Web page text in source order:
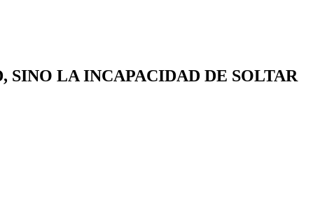
SINO LA INCAPACIDAD DE SOLTAR